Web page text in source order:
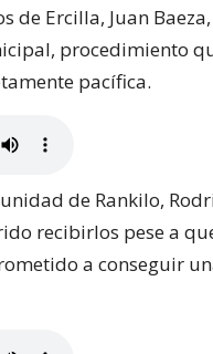
de Ercilla, Juan
procedimiento
pacífica.
de Rankilo,
recibirlos pese a
a conseguir